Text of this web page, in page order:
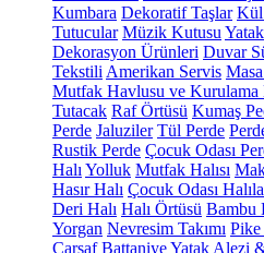
Kumbara Dekoratif Taşlar Kül
Tutucular Müzik Kutusu
Dekorasyon Ürünleri Duvar
Tekstili Amerikan Servis
Mutfak Havlusu ve Kurulama
Tutacak Raf Örtüsü Kumaş
Perde Jaluziler Tül Perde
Rustik Perde Çocuk Odası
Halı Yolluk Mutfak Halısı
Hasır Halı Çocuk Odası
Deri Halı Halı Örtüsü Bambu
Yorgan Nevresim Takımı Pike
Çarşaf BattaniyeYatak Alezi